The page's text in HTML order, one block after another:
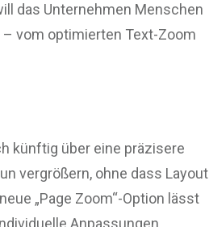
das Unternehmen Menschen
vom optimierten Text-Zoom
künftig über eine präzisere
vergrößern, ohne dass Layout
„Page Zoom“-Option lässt
Anpassungen